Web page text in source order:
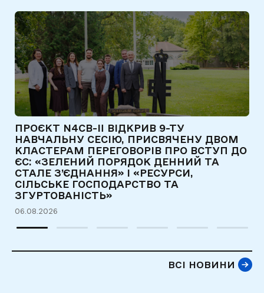
ПРОЄКТ N4CB-II ВІДКРИВ 9-ТУ
НАВЧАЛЬНУ СЕСІЮ, ПРИСВЯЧЕНУ ДВОМ
КЛАСТЕРАМ ПЕРЕГОВОРІВ ПРО ВСТУП ДО
ЄС: «ЗЕЛЕНИЙ ПОРЯДОК ДЕННИЙ ТА
СТАЛЕ З’ЄДНАННЯ» І «РЕСУРСИ,
СІЛЬСЬКЕ ГОСПОДАРСТВО ТА
ЗГУРТОВАНІСТЬ»
06.08.2026
ВСІ НОВИНИ